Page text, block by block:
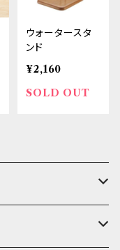
ウォータースタ
ンド
¥2,160
SOLD OUT